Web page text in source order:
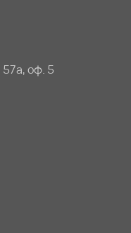
57а, оф. 5